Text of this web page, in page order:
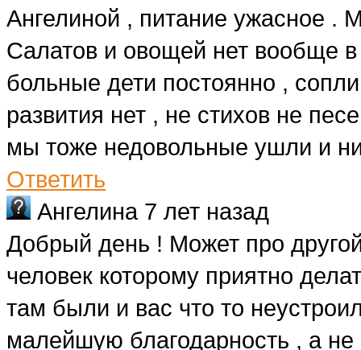
Ангелиной , питание ужасное .
Салатов и овощей нет вообще
больные дети постоянно ,
развития нет , не стихов не
мы тоже недовольные ушли и
Ответить
Ангелина 7 лет назад
Добрый день ! Может про
человек которому приятно
там были и вас что то
малейшую благодарность , а